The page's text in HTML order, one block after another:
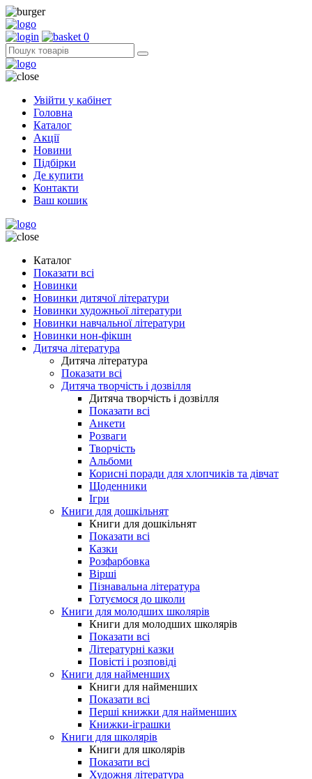
0
Увійти у кабінет
Головна
Каталог
Акції
Новини
Підбірки
Де купити
Контакти
Ваш кошик
Каталог
Показати всі
Новинки
Новинки дитячої літератури
Новинки художньої літератури
Новинки навчальної літератури
Новинки нон-фікшн
Дитяча література
Дитяча література
Показати всі
Дитяча творчість і дозвілля
Дитяча творчість і дозвілля
Показати всі
Анкети
Розваги
Творчість
Альбоми
Корисні поради для хлопчиків та дівчат
Щоденники
Ігри
Книги для дошкільнят
Книги для дошкільнят
Показати всі
Казки
Розфарбовка
Вірші
Пізнавальна література
Готуємося до школи
Книги для молодших школярів
Книги для молодших школярів
Показати всі
Літературні казки
Повісті і розповіді
Книги для найменших
Книги для найменших
Показати всі
Перші книжки для найменших
Книжки-іграшки
Книги для школярів
Книги для школярів
Показати всі
Художня література